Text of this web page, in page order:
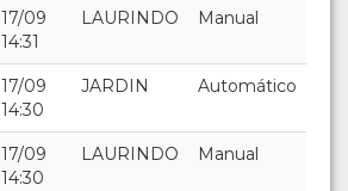
17/09
14:31
LAURINDO Manual
17/09
14:30
JARDIN Automático
17/09
14:30
LAURINDO Manual